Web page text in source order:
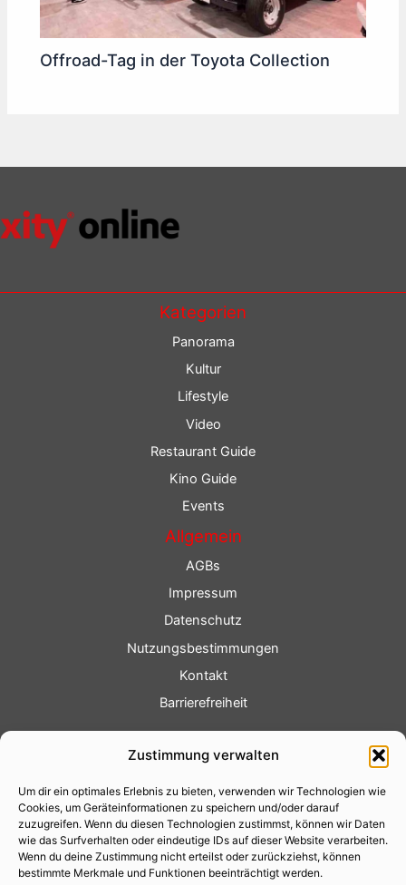
Zustimmung verwalten
Um dir ein optimales Erlebnis zu bieten, verwenden wir Technologien wie
Cookies, um Geräteinformationen zu speichern und/oder darauf
zuzugreifen. Wenn du diesen Technologien zustimmst, können wir Daten
wie das Surfverhalten oder eindeutige IDs auf dieser Website verarbeiten.
Wenn du deine Zustimmung nicht erteilst oder zurückziehst, können
bestimmte Merkmale und Funktionen beeinträchtigt werden.
Offroad-Tag in der Toyota Collection
Kategorien
Panorama
Kultur
Lifestyle
Video
Restaurant Guide
Kino Guide
Events
Allgemein
AGBs
Impressum
Datenschutz
Nutzungsbestimmungen
Kontakt
Barrierefreiheit
Fotoservice
Videoservice
Werbung
Contenterstellung
Lokalnachrichten